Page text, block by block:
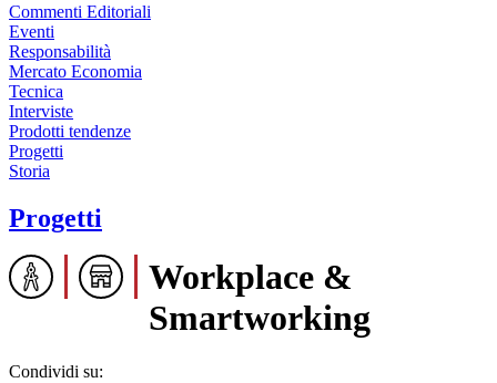
Commenti Editoriali
Eventi
Responsabilità
Mercato Economia
Tecnica
Interviste
Prodotti tendenze
Progetti
Storia
Progetti
Workplace &
Smartworking
Condividi su: